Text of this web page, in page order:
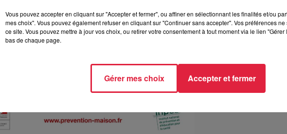
Vous pouvez accepter en cliquant sur "Accepter et fermer", ou affiner en sélectionnant les finalités et/ou
mes choix". Vous pouvez également refuser en cliquant sur "Continuer sans accepter". Vos préférences
ce site. Vous pouvez mettre à jour vos choix, ou retirer votre consentement à tout moment via le lien
bas de chaque page.
Gérer mes choix Accepter et fermer